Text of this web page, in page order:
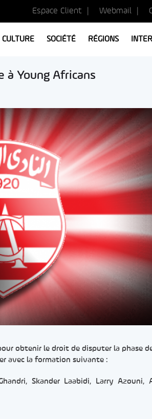
Espace Client Webmail
CULTURE SOCIÉTÉ RÉGIONS
à Young Africans
obtenir le droit de disputer la phase
avec la formation suivante :
Skander Laabidi, Larry Azouni,